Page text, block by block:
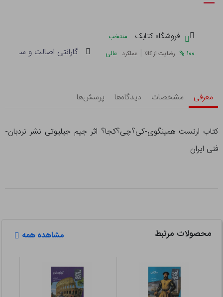
فروشگاه کتابک
منتخب
۱۰۰ % رضایت از کالا | عملکرد عالی گارانتی اصالت و سلامت
معرفی مشخصات دیدگاه‌ها پرسش‌ها
کتاب ارنست همینگوی-کی؟چی؟کجا؟ اثر جیم جیلیوتی نشر نردبان-
فنی ایران
محصولات مرتبط مشاهده همه